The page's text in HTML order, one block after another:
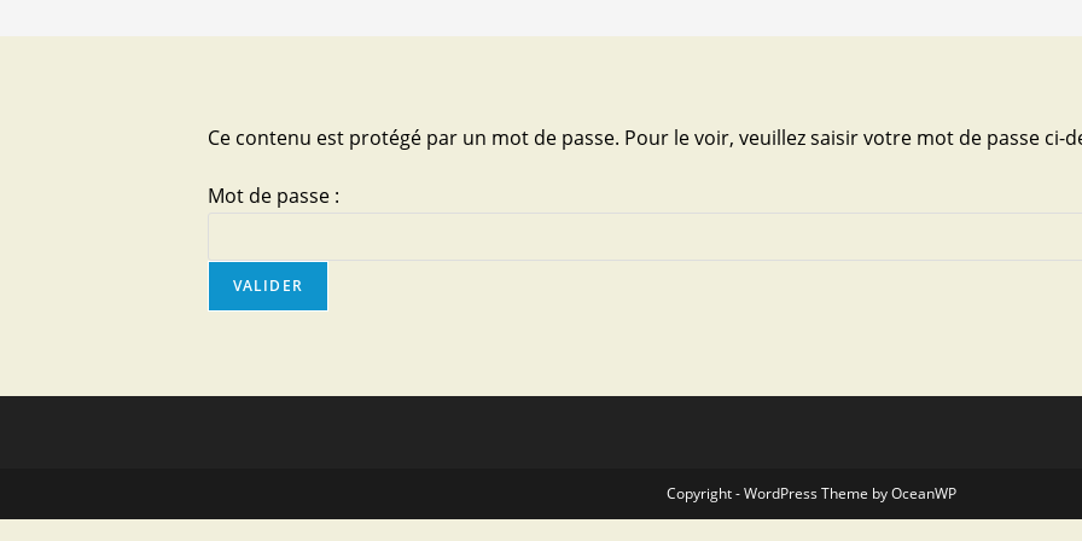
Ce contenu est protégé par un mot de passe. Pour le voir, veuillez saisir votre mot de passe ci-
Mot de passe :
Copyright - WordPress Theme by OceanWP